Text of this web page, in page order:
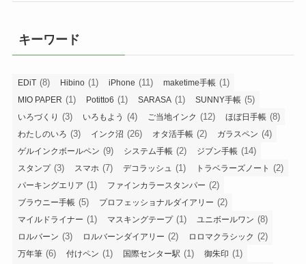
キーワード
EDiT (8) Hibino (1) iPhone (11) maketime手帳 (1)
MIO PAPER (1) Potitto6 (1) SARASA (1) SUNNY手帳 (5)
いろづくり (3) いろもよう (4) ご当地インク (12) ほぼ日手帳 (8)
わたしのいろ (3) インク沼 (26) オタ活手帳 (2) ガラスペン (4)
ゲルインクボールペン (9) システム手帳 (2) ジブン手帳 (14)
スタンプ(3) スマホ (7) デコラッシュ (1) トラベラーズノート (2)
パーキングエリア (1) ファインカラースタンパー (2)
ブラウニー手帳 (5) プロフェッショナルダイアリー (2)
マイルドライナー (1) マスキングテープ(1) ユニボールワン (8)
ロルバーン (3) ロルバーンダイアリー (2) ロロマクラシック (2)
万年筆 (6) 付けペン (1) 国際センター駅 (1) 御朱印 (1)